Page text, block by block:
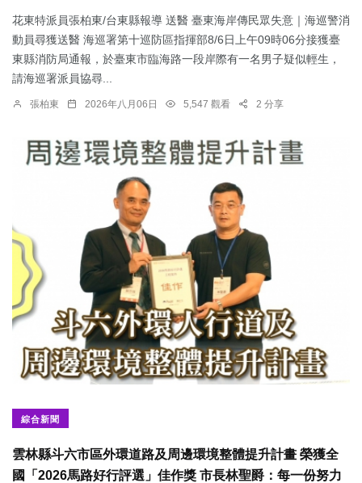
花東特派員張柏東/台東縣報導 送醫 臺東海岸傳民眾失意｜海巡警消
動員尋獲送醫 海巡署第十巡防區指揮部8/6日上午09時06分接獲臺
東縣消防局通報，於臺東市臨海路一段岸際有一名男子疑似輕生，
請海巡署派員協尋...
張柏東 2026年八月06日 5,547 觀看 2 分享
綜合新聞
雲林縣斗六市區外環道路及周邊環境整體提升計畫 榮獲全
國「2026馬路好行評選」佳作獎 市長林聖爵：每一份努力